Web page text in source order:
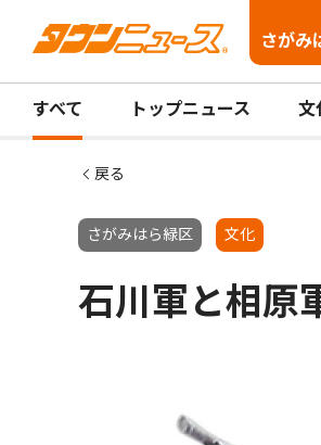
さがみ
すべて トップニュース 文
戻る
さがみはら緑区 文化
石川軍と相原